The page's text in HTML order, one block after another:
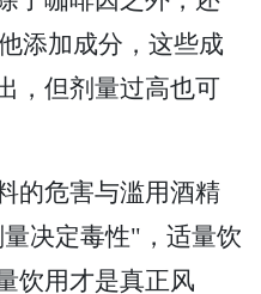
添加成分，这些成
，但剂量过高也可
的危害与滥用酒精
决定毒性"，适量饮
饮用才是真正风